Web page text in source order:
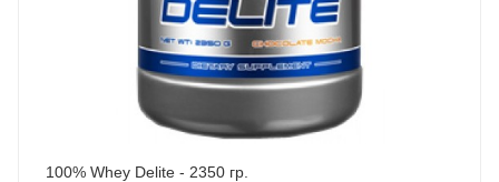
100% Whey Delite - 2350 гр.